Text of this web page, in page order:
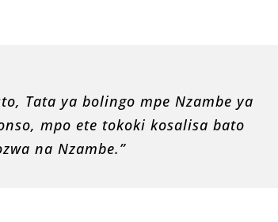
Tata ya bolingo mpe Nzambe ya
mpo ete tokoki kosalisa bato
na Nzambe.”